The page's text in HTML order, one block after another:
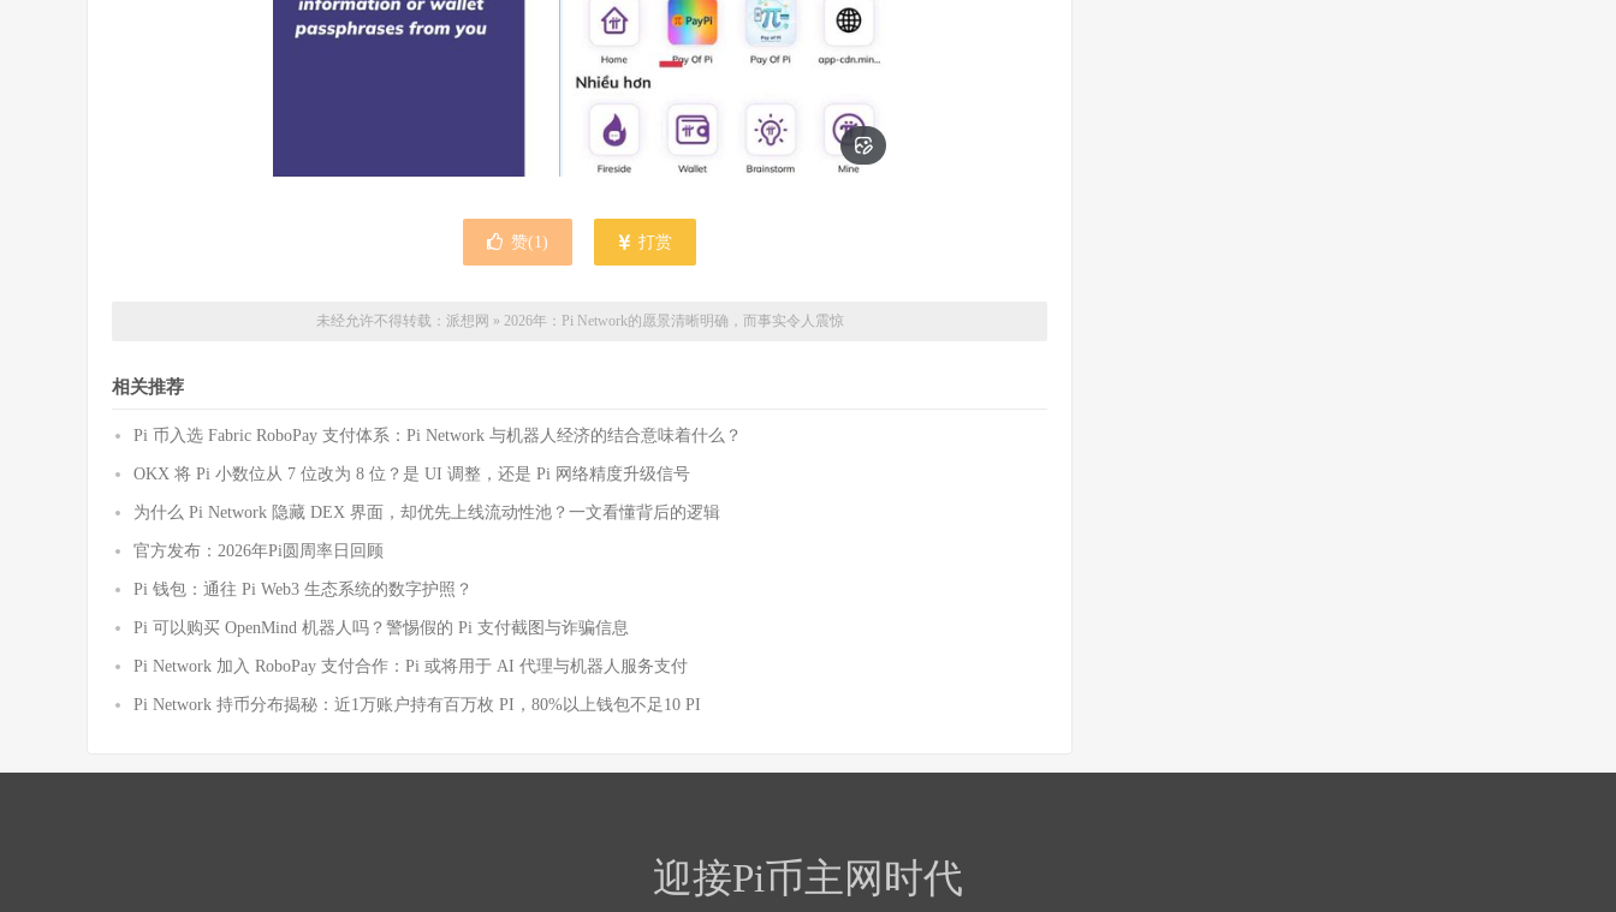
赞(1) 打赏
未经允许不得转载： 派想网 » 2026年：Pi Network的愿景清晰明确，而事实令人震惊
相关推荐
Pi 币入选 Fabric RoboPay 支付体系：Pi Network 与机器人经济的结合意味着什么？
OKX 将 Pi 小数位从 7 位改为 8 位？是 UI 调整，还是 Pi 网络精度升级信号
为什么 Pi Network 隐藏 DEX 界面，却优先上线流动性池？一文看懂背后的逻辑
官方发布：2026年Pi圆周率日回顾
Pi 钱包：通往 Pi Web3 生态系统的数字护照？
Pi 可以购买 OpenMind 机器人吗？警惕假的 Pi 支付截图与诈骗信息
Pi Network 加入 RoboPay 支付合作：Pi 或将用于 AI 代理与机器人服务支付
Pi Network 持币分布揭秘：近1万账户持有百万枚 PI，80%以上钱包不足10 PI
迎接Pi币主网时代